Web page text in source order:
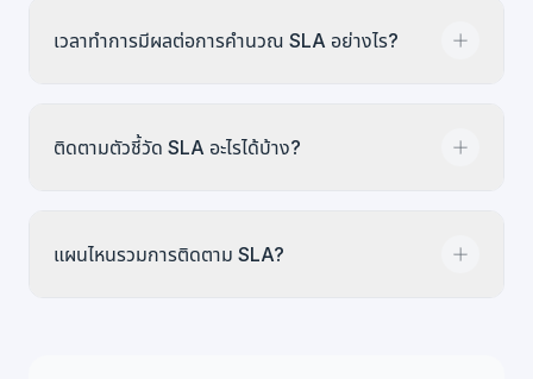
ต้องการเป้าต่างจากเทมเพลตเริ่มต้น ใช้ได้ในแผน Pro
เวลาทำการมีผลต่อการคำนวณ SLA อย่างไร?
องค์กร ตัวจับเวลาหยุดนอกเวลาทำงาน เป้าตอบสนอง 4
ติดตามตัวชี้วัด SLA อะไรได้บ้าง?
สนองตรงเวลา/ทั้งหมด), % การแก้ไขตรงเวลา (แก้ไข
แผนไหนรวมการติดตาม SLA?